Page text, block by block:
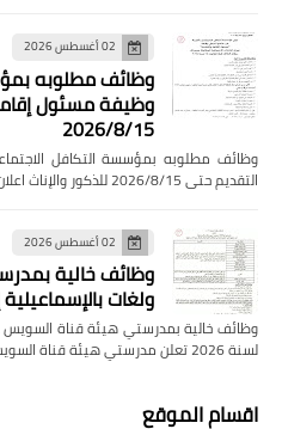
02 أغسطس 2026
وظائف مطلوبه
وظيفة مسئول
2026/8/15
وظائف مطلوبه بمؤسسة التكافل
التقديم حتى 2026/8/15 للذكور والإناث اعلان…
02 أغسطس 2026
وظائف خالية
ولغات بالإسماعيلية إعلان
لسنة 2026 تعلن مدرستي هيئة قناة السويس عربي …
اقسام الموقع